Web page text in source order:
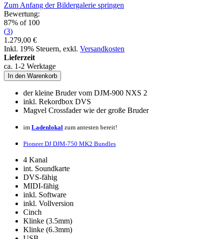
Zum Anfang der Bildergalerie springen
Bewertung:
87% of 100
(3)
1.279,00 €
Inkl. 19% Steuern, exkl. Versandkosten
Lieferzeit
ca. 1-2 Werktage
In den Warenkorb
der kleine Bruder vom DJM-900 NXS 2
inkl. Rekordbox DVS
Magvel Crossfader wie der große Bruder
im Ladenlokal zum antesten bereit!
Pioneer DJ DJM-750 MK2 Bundles
4 Kanal
int. Soundkarte
DVS-fähig
MIDI-fähig
inkl. Software
inkl. Vollversion
Cinch
Klinke (3.5mm)
Klinke (6.3mm)